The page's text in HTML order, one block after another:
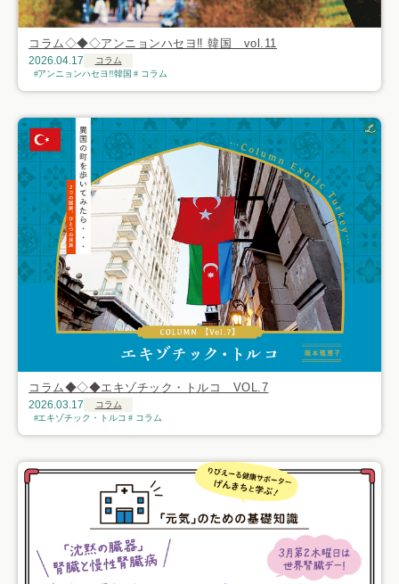
コラム◇◆◇アンニョンハセヨ‼ 韓国 vol.11
2026.04.17
コラム
アンニョンハセヨ‼韓国
コラム
コラム◆◇◆エキゾチック・トルコ VOL.7
2026.03.17
コラム
エキゾチック・トルコ
コラム